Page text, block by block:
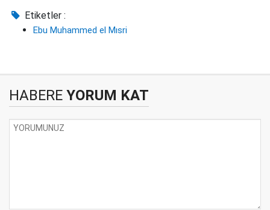
Etiketler :
Ebu Muhammed el Mısri
HABERE YORUM KAT